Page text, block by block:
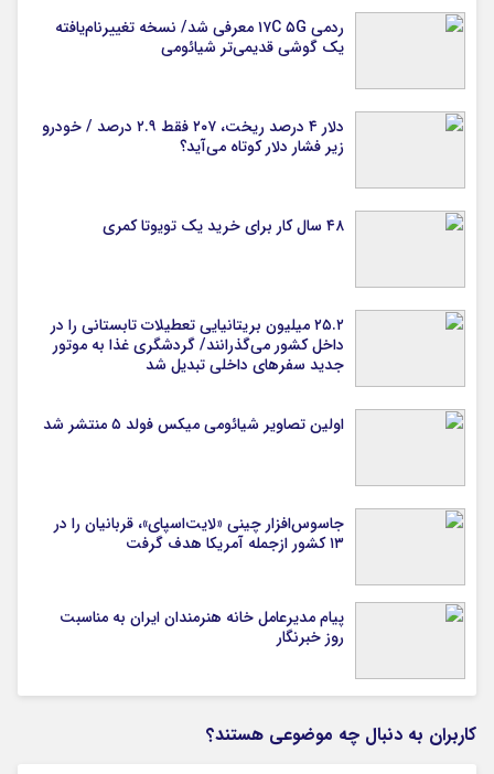
ردمی ۱۷C ۵G معرفی شد/ نسخه تغییرنام‌یافته
یک گوشی قدیمی‌تر شیائومی
دلار ۴ درصد ریخت، ۲۰۷ فقط ۲.۹ درصد / خودرو
زیر فشار دلار کوتاه می‌آید؟
۴۸ سال کار برای خرید یک تویوتا کمری
۲۵.۲ میلیون بریتانیایی تعطیلات تابستانی را در
داخل کشور می‌گذرانند/ گردشگری غذا به موتور
جدید سفرهای داخلی تبدیل شد
اولین تصاویر شیائومی میکس فولد ۵ منتشر شد
جاسوس‌افزار چینی «لایت‌اسپای»، قربانیان را در
۱۳ کشور ازجمله آمریکا هدف گرفت
پیام مدیرعامل خانه هنرمندان ایران به مناسبت
روز خبرنگار
کاربران به دنبال چه موضوعی هستند؟